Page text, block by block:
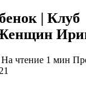
| Клуб
На чтение 1 мин